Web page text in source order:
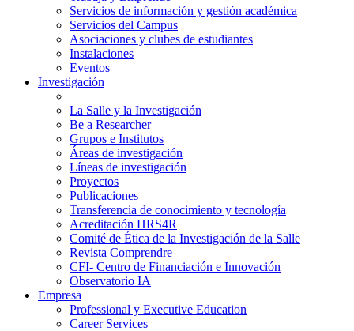
Servicios de información y gestión académica
Servicios del Campus
Asociaciones y clubes de estudiantes
Instalaciones
Eventos
Investigación
La Salle y la Investigación
Be a Researcher
Grupos e Institutos
Áreas de investigación
Líneas de investigación
Proyectos
Publicaciones
Transferencia de conocimiento y tecnología
Acreditación HRS4R
Comité de Ética de la Investigación de la Salle
Revista Comprendre
CFI- Centro de Financiación e Innovación
Observatorio IA
Empresa
Professional y Executive Education
Career Services